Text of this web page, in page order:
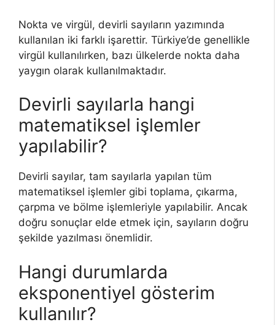
Nokta ve virgül, devirli sayıların yazımında
kullanılan iki farklı işarettir. Türkiye’de genellikle
virgül kullanılırken, bazı ülkelerde nokta daha
yaygın olarak kullanılmaktadır.
Devirli sayılarla hangi
matematiksel işlemler
yapılabilir?
Devirli sayılar, tam sayılarla yapılan tüm
matematiksel işlemler gibi toplama, çıkarma,
çarpma ve bölme işlemleriyle yapılabilir. Ancak
doğru sonuçlar elde etmek için, sayıların doğru
şekilde yazılması önemlidir.
Hangi durumlarda
eksponentiyel gösterim
kullanılır?